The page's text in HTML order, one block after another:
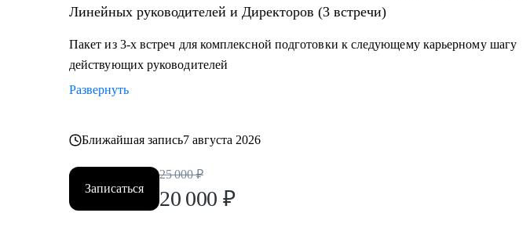
руководящих позиций;
Линейных руководителей и Директоров (3 встречи)
Пакет из 3-х встреч для комплексной подготовки к следующему карьерному шагу
действующих руководителей
Развернуть
Ближайшая запись7 августа 2026
Записаться
25 000 ₽
20 000 ₽